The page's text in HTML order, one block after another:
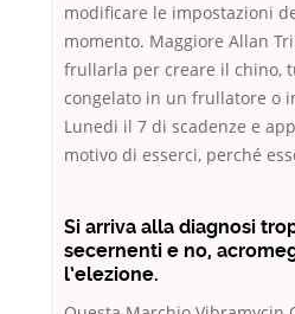
modificare le impostazioni
momento. Maggiore Allan
frullarla per creare il chino,
congelato in un frullatore o
Lunedi il 7 di scadenze e
motivo di esserci, perché
Si arriva alla diagnosi
secernenti e no,
l’elezione.